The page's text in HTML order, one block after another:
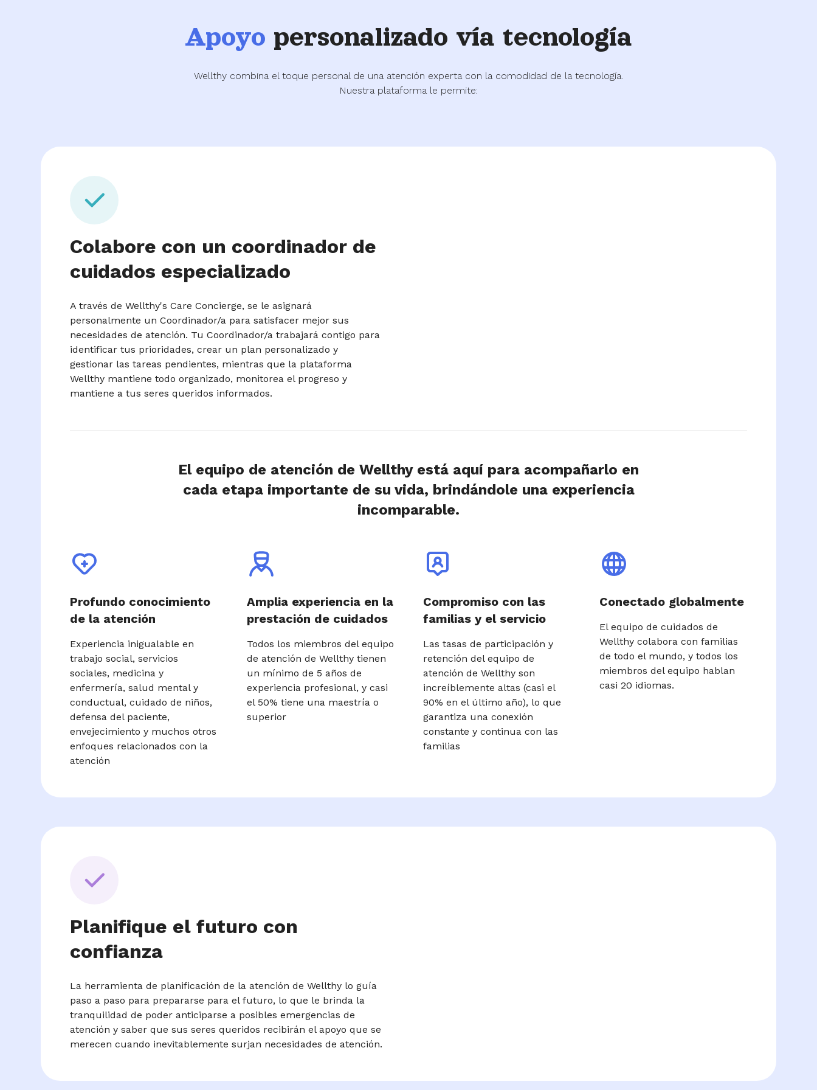
Apoyo personalizado vía tecnología
Wellthy combina el toque personal de una atención experta con la comodidad de la tecnología.
Nuestra plataforma le permite:
Colabore con un coordinador de
cuidados especializado
A través de Wellthy's Care Concierge, se le asignará
personalmente un Coordinador/a para satisfacer mejor sus
necesidades de atención. Tu Coordinador/a trabajará contigo para
identificar tus prioridades, crear un plan personalizado y
gestionar las tareas pendientes, mientras que la plataforma
Wellthy mantiene todo organizado, monitorea el progreso y
mantiene a tus seres queridos informados.
El equipo de atención de Wellthy está aquí para acompañarlo en
cada etapa importante de su vida, brindándole una experiencia
incomparable.
Profundo conocimiento
de la atención
Experiencia inigualable en
trabajo social, servicios
sociales, medicina y
enfermería, salud mental y
conductual, cuidado de niños,
defensa del paciente,
envejecimiento y muchos otros
enfoques relacionados con la
atención
Amplia experiencia en la
prestación de cuidados
Todos los miembros del equipo
de atención de Wellthy tienen
un mínimo de 5 años de
experiencia profesional, y casi
el 50% tiene una maestría o
superior
Compromiso con las
familias y el servicio
Las tasas de participación y
retención del equipo de
atención de Wellthy son
increíblemente altas (casi el
90% en el último año), lo que
garantiza una conexión
constante y continua con las
familias
Conectado globalmente
El equipo de cuidados de
Wellthy colabora con familias
de todo el mundo, y todos los
miembros del equipo hablan
casi 20 idiomas.
Planifique el futuro con
confianza
La herramienta de planificación de la atención de Wellthy lo guía
paso a paso para prepararse para el futuro, lo que le brinda la
tranquilidad de poder anticiparse a posibles emergencias de
atención y saber que sus seres queridos recibirán el apoyo que se
merecen cuando inevitablemente surjan necesidades de atención.